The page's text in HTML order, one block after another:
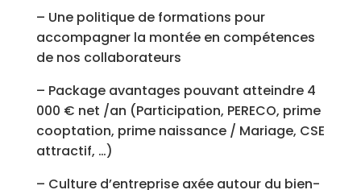
– Une politique de formations pour
accompagner la montée en compétences
de nos collaborateurs
– Package avantages pouvant atteindre 4
000 € net /an (Participation, PERECO, prime
cooptation, prime naissance / Mariage, CSE
attractif, …)
– Culture d’entreprise axée autour du bien-